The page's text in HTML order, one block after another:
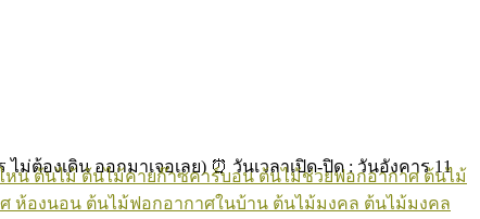
ต้องเดิน ออกมาเจอเลย) ⏰ วันเวลาเปิด-ปิด : วันอังคาร 11
หนต้นไม้ต้นไม้คายก๊าซคาร์บอนต้นไม้ช่วยฟอกอากาศ ต้นไม้
ห้องนอน ต้นไม้ฟอกอากาศในบ้าน ต้นไม้มงคล ต้นไม้มงคล